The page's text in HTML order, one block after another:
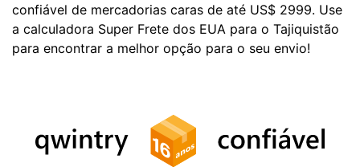
confiável de mercadorias caras de até US$ 2999. Use
a calculadora Super Frete dos EUA para o Tajiquistão
para encontrar a melhor opção para o seu envio!